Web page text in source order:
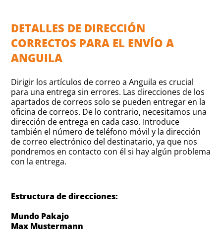
DETALLES DE DIRECCIÓN
CORRECTOS PARA EL ENVÍO A
ANGUILA
Dirigir los artículos de correo a Anguila es crucial
para una entrega sin errores. Las direcciones de los
apartados de correos solo se pueden entregar en la
oficina de correos. De lo contrario, necesitamos una
dirección de entrega en cada caso. Introduce
también el número de teléfono móvil y la dirección
de correo electrónico del destinatario, ya que nos
pondremos en contacto con él si hay algún problema
con la entrega.
Estructura de direcciones:
Mundo Pakajo
Max Mustermann